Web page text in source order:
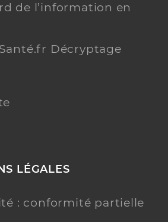
de l’information en
Décryptage
LÉGALES
: conformité partielle